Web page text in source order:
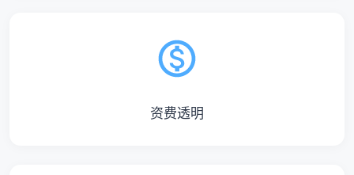
资费透明